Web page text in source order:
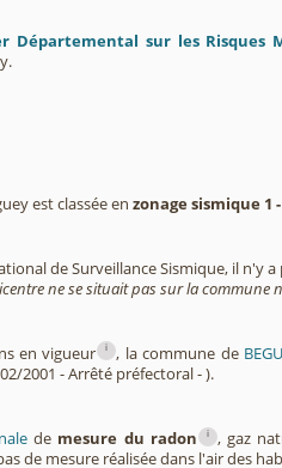
Départemental sur les Risques
est classée en zonage sismique 1
de Surveillance Sismique, il n'y a
ne se situait pas sur la
en vigueur i , la commune de
2001 - Arrêté préfectoral - ).
de mesure du radon i
, gaz
de mesure réalisée dans l'air des